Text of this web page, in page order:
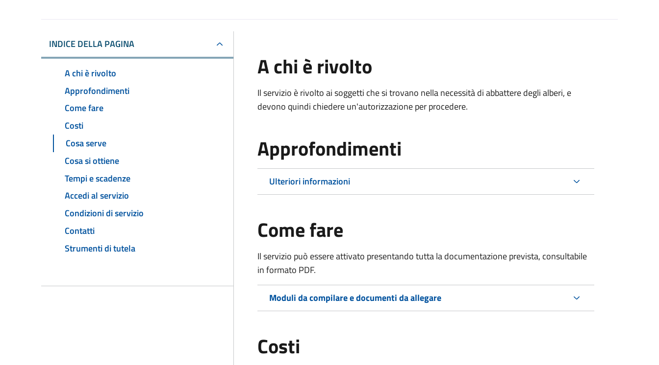
INDICE DELLA PAGINA
A chi è rivolto
Approfondimenti
Come fare
Costi
Cosa serve
Cosa si ottiene
Tempi e scadenze
Accedi al servizio
Condizioni di servizio
Contatti
Strumenti di tutela
A chi è rivolto
Il servizio è rivolto ai soggetti che si trovano nella necessità di abbattere degli alberi, e
devono quindi chiedere un'autorizzazione per procedere.
Approfondimenti
Ulteriori informazioni
Come fare
Il servizio può essere attivato presentando tutta la documentazione prevista, consultabile
in formato PDF.
Moduli da compilare e documenti da allegare
Costi